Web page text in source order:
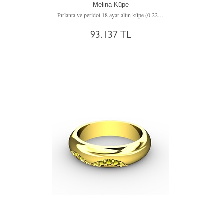
Melina Küpe
Pırlanta ve peridot 18 ayar altın küpe (0.22 karat)
93.137 TL